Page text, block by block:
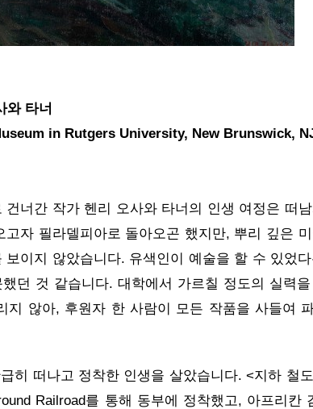
와 타너
in Rutgers University, New Brunswick,
너간 작가 헨리 오사와 타너의 인생 여정은 떠
자 필라델피아로 돌아오곤 했지만, 뿌리 깊은
이지 않았습니다. 유색인이 예술을 할 수 있었
던 것 같습니다. 대학에서 가르칠 정도의 실력
지 않아, 후원자 한 사람이 모든 작품을 사들여
히 떠나고 정착한 인생을 살았습니다. <지하 철
Railroad를 통해 동부에 정착했고, 아프리칸